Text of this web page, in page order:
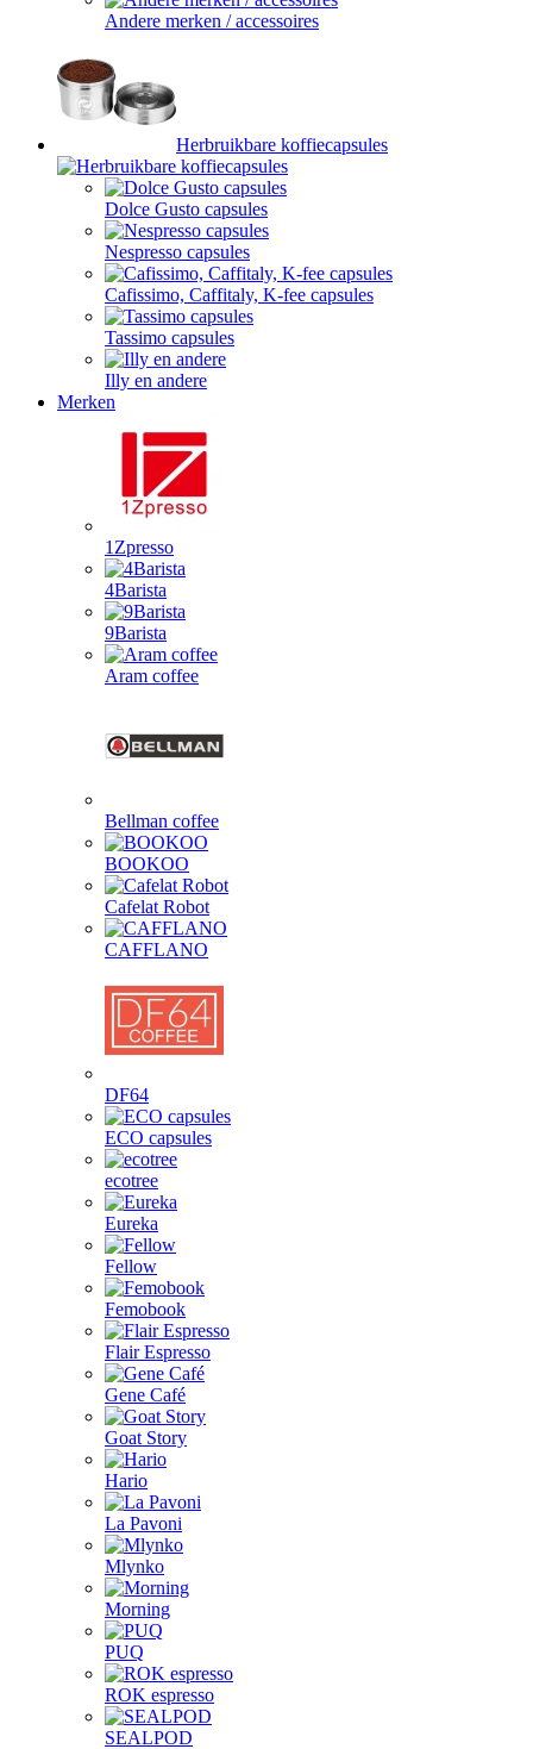
Andere merken / accessoires
Herbruikbare koffiecapsules
Dolce Gusto capsules
Nespresso capsules
Cafissimo, Caffitaly, K-fee capsules
Tassimo capsules
Illy en andere
Merken
1Zpresso
4Barista
9Barista
Aram coffee
Bellman coffee
BOOKOO
Cafelat Robot
CAFFLANO
DF64
ECO capsules
ecotree
Eureka
Fellow
Femobook
Flair Espresso
Gene Café
Goat Story
Hario
La Pavoni
Mlynko
Morning
PUQ
ROK espresso
SEALPOD